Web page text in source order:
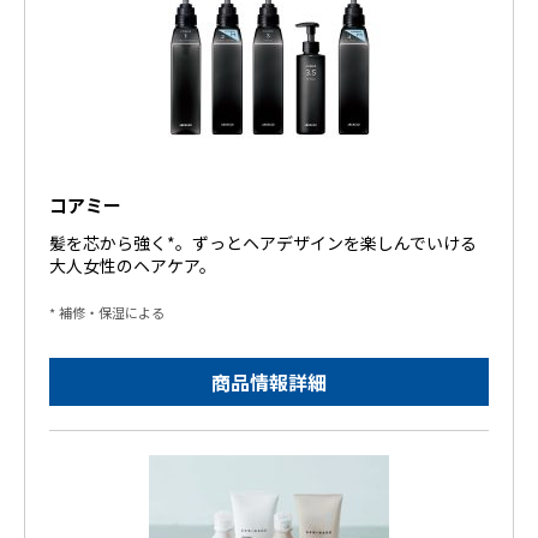
コアミー
髪を芯から強く *。ずっとヘアデザインを楽しんでいける
大人女性のヘアケア。
* 補修・保湿による
商品情報詳細